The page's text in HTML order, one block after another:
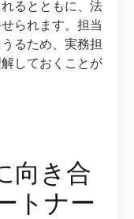
るとともに、法
られます。担当
るため、実務担
しておくことが
向き合
トナー